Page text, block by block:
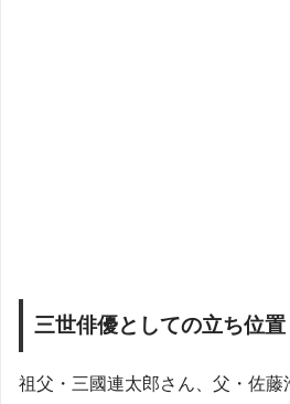
三世俳優としての立ち位置
祖父・三國連太郎さん、父・佐藤